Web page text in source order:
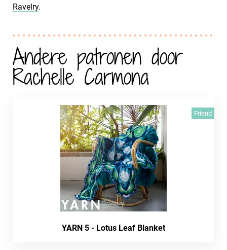
Ravelry.
Andere patronen door
Rachelle Carmona
Friend
YARN 5 - Lotus Leaf Blanket